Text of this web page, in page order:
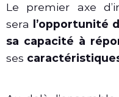
Le premier axe
sera
l’opportunité
sa capacité à
ses